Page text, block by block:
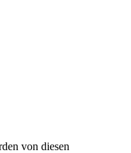
von diesen